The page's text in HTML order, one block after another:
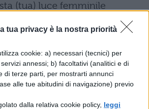
tua privacy è la nostra priorità
cookie: a) necessari (tecnici) per
annessi; b) facoltativi (analitici e di
di terze parti, per mostrarti annunci
alle tue abitudini di navigazione) previo
dalla relativa cookie policy, leggi
(tua) luce femminile
di ogni città (lett. tutte le
(tuoi) umidi raggi nutri le
spargendo variabili
lecito invocarti, soccorrimi
nel momento supremo
(lett. nelle mie estreme